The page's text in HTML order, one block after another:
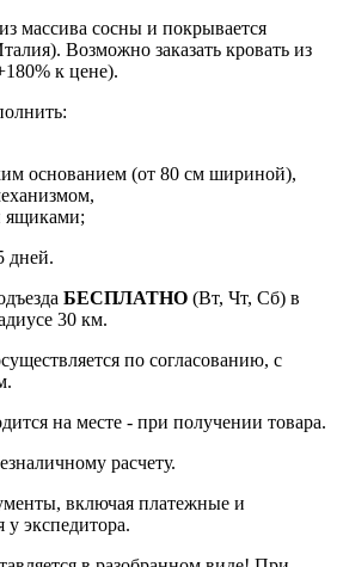
массива сосны и покрывается
Возможно заказать кровать из
к цене).
основанием (от 80 см шириной),
дней.
БЕСПЛАТНО (Вт, Чт, Сб) в
30 км.
по согласованию, с
на месте - при получении товара.
расчету.
включая платежные и
экспедитора.